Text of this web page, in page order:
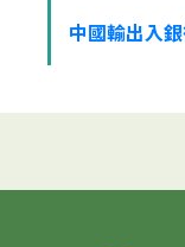
中國輸出入